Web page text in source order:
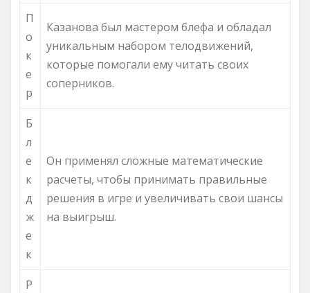
П
о
к
е
р
Казанова был мастером блефа и обладал
уникальным набором телодвижений,
которые помогали ему читать своих
соперников.
Б
л
е
к
д
ж
е
к
Он применял сложные математические
расчеты, чтобы принимать правильные
решения в игре и увеличивать свои шансы
на выигрыш.
Р